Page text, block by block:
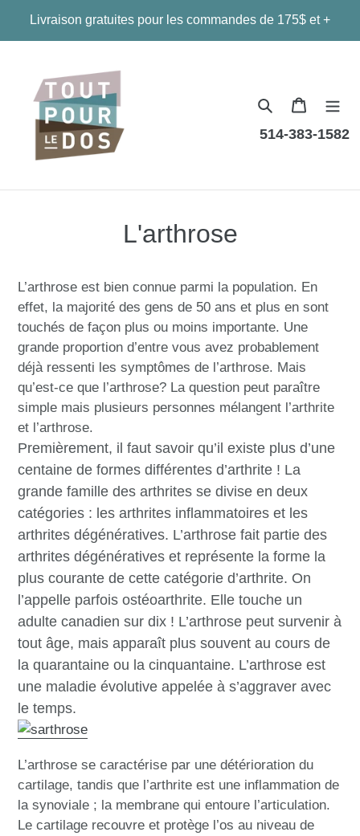
Livraison gratuites pour les commandes de 175$ et +
Panier
514-383-1582
L'arthrose
L’arthrose est bien connue parmi la population. En
effet, la majorité des gens de 50 ans et plus en sont
touchés de façon plus ou moins importante. Une
grande proportion d’entre vous avez probablement
déjà ressenti les symptômes de l’arthrose. Mais
qu’est-ce que l’arthrose? La question peut paraître
simple mais plusieurs personnes mélangent l’arthrite
et l’arthrose.
Premièrement, il faut savoir qu’il existe plus d’une
centaine de formes différentes d’arthrite ! La
grande famille des arthrites se divise en deux
catégories : les arthrites inflammatoires et les
arthrites dégénératives. L’arthrose fait partie des
arthrites dégénératives et représente la forme la
plus courante de cette catégorie d’arthrite. On
l’appelle parfois ostéoarthrite. Elle touche un
adulte canadien sur dix ! L’arthrose peut survenir à
tout âge, mais apparaît plus souvent au cours de
la quarantaine ou la cinquantaine. L’arthrose est
une maladie évolutive appelée à s’aggraver avec
le temps.
L’arthrose se caractérise par une détérioration du
cartilage, tandis que l’arthrite est une inflammation de
la synoviale ; la membrane qui entoure l’articulation.
Le cartilage recouvre et protège l’os au niveau de